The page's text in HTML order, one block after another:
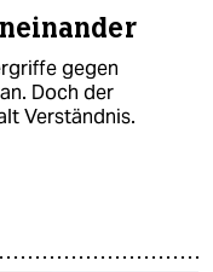
gegen
Doch der
Verständnis.